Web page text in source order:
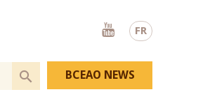
FR
Youtube
BCEAO NEWS